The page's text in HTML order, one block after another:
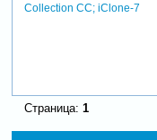
Collection СС; iClone-7
Страница: 1